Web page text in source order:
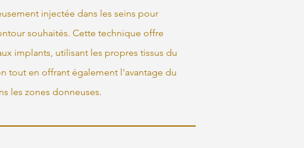
injectée dans les seins pour
souhaités. Cette technique offre
implants, utilisant les propres tissus du
tout en offrant également l'avantage du
les zones donneuses.